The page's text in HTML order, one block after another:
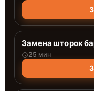
Замена шторок
25 мин